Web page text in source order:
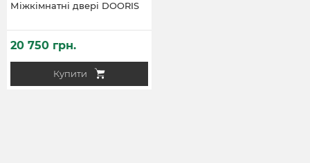
Міжкімнатні двері DOORIS
Купити
20 750 грн.